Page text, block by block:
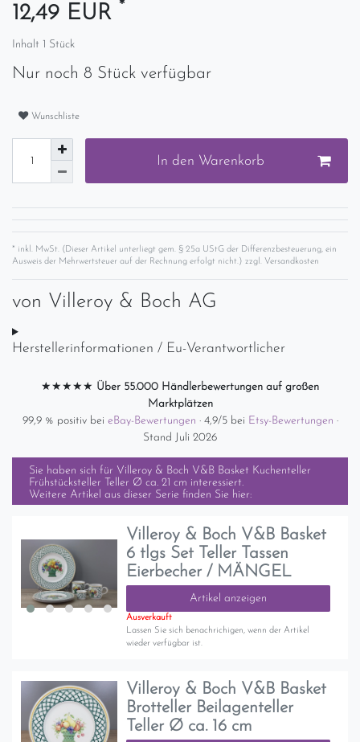
12,49 EUR *
Inhalt 1 Stück
Nur noch 8 Stück verfügbar
Wunschliste
In den Warenkorb
* inkl. MwSt. (Dieser Artikel unterliegt gem. § 25a UStG der Differenzbesteuerung, ein
Ausweis der Mehrwertsteuer auf der Rechnung erfolgt nicht.) zzgl. Versandkosten
von Villeroy & Boch AG
Herstellerinformationen / Eu-Verantwortlicher
★★★★★ Über 55.000 Händlerbewertungen auf großen
Marktplätzen
99,9 % positiv bei eBay-Bewertungen · 4,9/5 bei Etsy-Bewertungen ·
Stand Juli 2026
Sie haben sich für Villeroy & Boch V&B Basket Kuchenteller
Frühstücksteller Teller Ø ca. 21 cm interessiert.
Weitere Artikel aus dieser Serie finden Sie hier:
Villeroy & Boch V&B Basket
6 tlgs Set Teller Tassen
Eierbecher / MÄNGEL
Artikel anzeigen
Ausverkauft
Lassen Sie sich benachrichigen, wenn der Artikel
wieder verfügbar ist.
Villeroy & Boch V&B Basket
Brotteller Beilagenteller
Teller Ø ca. 16 cm